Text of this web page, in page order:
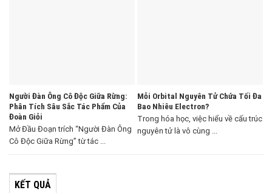
Người Đàn Ông Cô Độc Giữa Rừng:
Phân Tích Sâu Sắc Tác Phẩm Của
Đoàn Giỏi
Mở Đầu Đoạn trích “Người Đàn Ông
Cô Độc Giữa Rừng” từ tác ...
Mỗi Orbital Nguyên Tử Chứa Tối Đa
Bao Nhiêu Electron?
Trong hóa học, việc hiểu về cấu trúc
nguyên tử là vô cùng ...
KẾT QUẢ